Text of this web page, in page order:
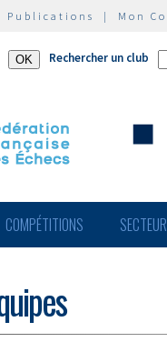
Publications | Mon
Rechercher un club
COMPÉTITIONS